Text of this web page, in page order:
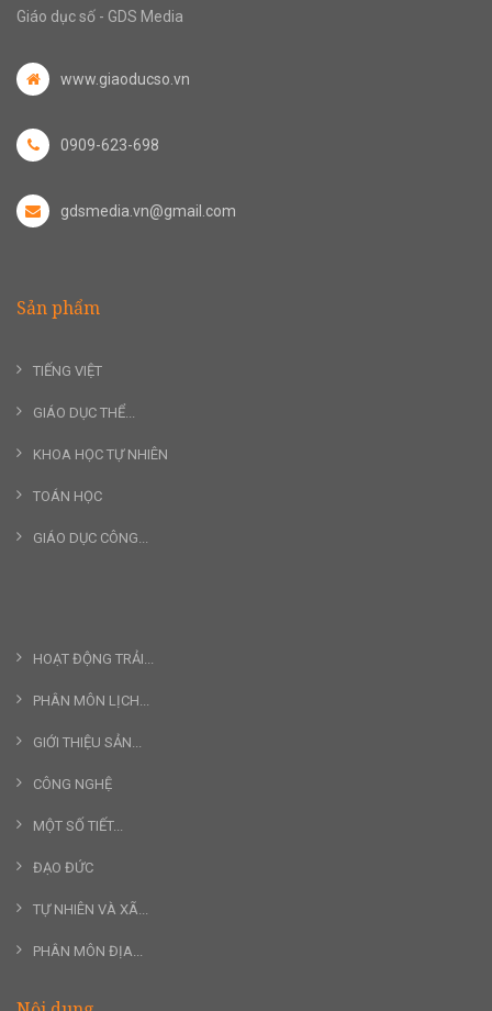
Giáo dục số - GDS Media
www.giaoducso.vn
0909-623-698
gdsmedia.vn@gmail.com
Sản phẩm
TIẾNG VIỆT
GIÁO DỤC THỂ...
KHOA HỌC TỰ NHIÊN
TOÁN HỌC
GIÁO DỤC CÔNG...
HOẠT ĐỘNG TRẢI...
PHÂN MÔN LỊCH...
GIỚI THIỆU SẢN...
CÔNG NGHỆ
MỘT SỐ TIẾT...
ĐẠO ĐỨC
TỰ NHIÊN VÀ XÃ...
PHÂN MÔN ĐỊA...